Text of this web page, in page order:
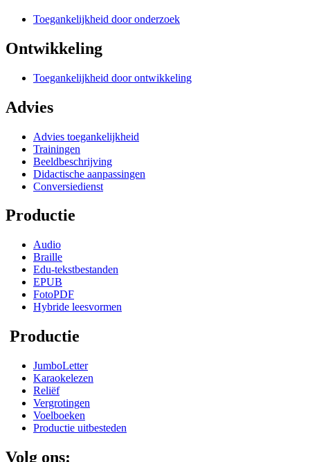
Toegankelijkheid door onderzoek
Ontwikkeling
Toegankelijkheid door ontwikkeling
Advies
Advies toegankelijkheid
Trainingen
Beeldbeschrijving
Didactische aanpassingen
Conversiedienst
Productie
Audio
Braille
Edu-tekstbestanden
EPUB
FotoPDF
Hybride leesvormen
Productie
JumboLetter
Karaokelezen
Reliëf
Vergrotingen
Voelboeken
Productie uitbesteden
Volg ons: